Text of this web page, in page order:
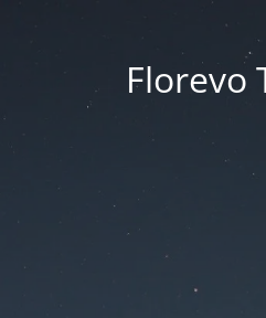
Florevo